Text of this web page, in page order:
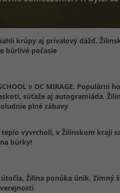
krúpy aj prívalový dážď.
búrlivé počasie
v OC MIRAGE: Populárni
súťaže aj autogramiáda.
plné zábavy
teplo vyvrcholí, v Žilinskom kraji
búrky!
Žilina ponúka únik. Zimný